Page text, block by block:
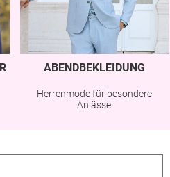
ABENDBEKLEIDUNG
Herrenmode für besondere
Anlässe